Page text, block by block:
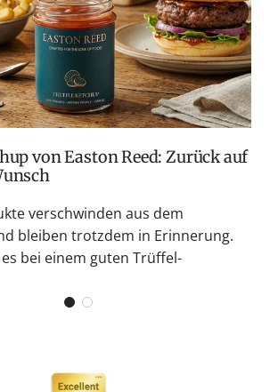
von Easton Reed: Zurück auf
verschwinden aus dem
bleiben trotzdem in Erinnerung.
bei einem guten Trüffel-